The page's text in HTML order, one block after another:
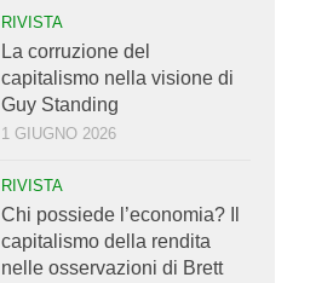
RIVISTA
La corruzione del
capitalismo nella visione di
Guy Standing
1 GIUGNO 2026
RIVISTA
Chi possiede l’economia? Il
capitalismo della rendita
nelle osservazioni di Brett